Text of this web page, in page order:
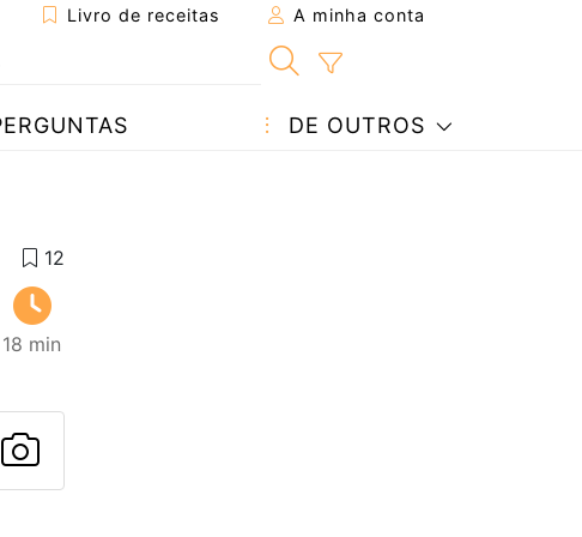
Livro de receitas A minha conta
DE OUTROS
18 min
a um amigo
página
com o autor da receita
Fez esta receita? Compartilhe